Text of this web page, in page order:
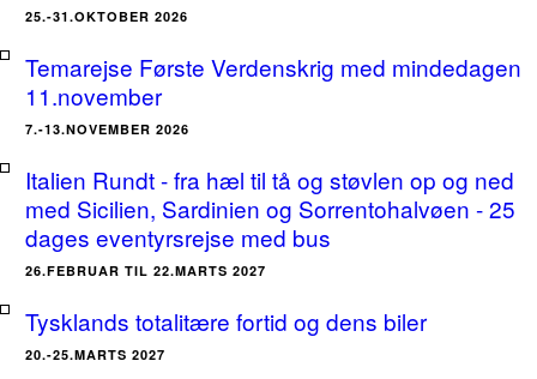
25.-31.OKTOBER 2026
Temarejse Første Verdenskrig med mindedagen
11.november
7.-13.NOVEMBER 2026
Italien Rundt - fra hæl til tå og støvlen op og ned
med Sicilien, Sardinien og Sorrentohalvøen - 25
dages eventyrsrejse med bus
26.FEBRUAR TIL 22.MARTS 2027
Tysklands totalitære fortid og dens biler
20.-25.MARTS 2027